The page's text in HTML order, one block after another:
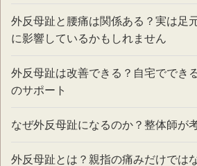
外反母趾と腰痛は関係ある？実は足
に影響しているかもしれません
外反母趾は改善できる？自宅ででき
のサポート
なぜ外反母趾になるのか？整体師が
外反母趾とは？親指の痛みだけでは